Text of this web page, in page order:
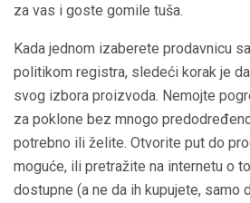
za vas i goste gomile tuša.
Kada jednom izaberete prodavnicu
politikom registra, sledeći korak je
svog izbora proizvoda. Nemojte
za poklone bez mnogo
potrebno ili želite. Otvorite put do
moguće, ili pretražite na internetu o
dostupne (a ne da ih kupujete, samo